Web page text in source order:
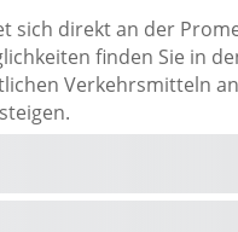
sich direkt an der
finden Sie in
Verkehrsmitteln